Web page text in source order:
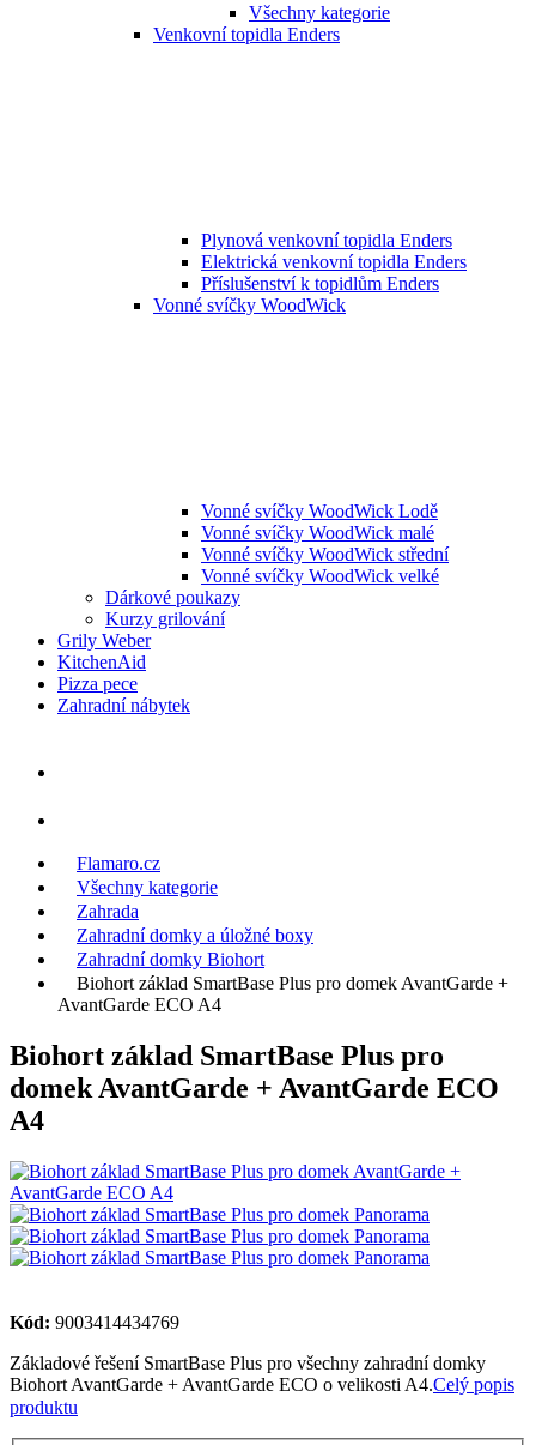
Všechny kategorie
Venkovní topidla Enders
Plynová venkovní topidla Enders
Elektrická venkovní topidla Enders
Příslušenství k topidlům Enders
Vonné svíčky WoodWick
Vonné svíčky WoodWick Lodě
Vonné svíčky WoodWick malé
Vonné svíčky WoodWick střední
Vonné svíčky WoodWick velké
Dárkové poukazy
Kurzy grilování
Grily Weber
KitchenAid
Pizza pece
Zahradní nábytek
Flamaro.cz
Všechny kategorie
Zahrada
Zahradní domky a úložné boxy
Zahradní domky Biohort
Biohort základ SmartBase Plus pro domek AvantGarde +
AvantGarde ECO A4
Biohort základ SmartBase Plus pro
domek AvantGarde + AvantGarde ECO
A4
Kód: 9003414434769
Základové řešení SmartBase Plus pro všechny zahradní domky
Biohort AvantGarde + AvantGarde ECO o velikosti A4.Celý popis
produktu